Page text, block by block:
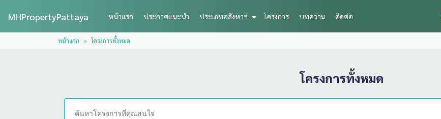
MHPropertyPattaya หน้าแรก ประกาศแนะนำ ประเภทอสังหาฯ โครงการ บทความ ติดต่อ
หน้าแรก โครงการทั้งหมด
โครงการทั้งหมด